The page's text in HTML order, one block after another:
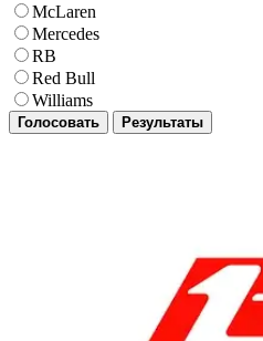
McLaren
Mercedes
RB
Red Bull
Williams
Голосовать Результаты